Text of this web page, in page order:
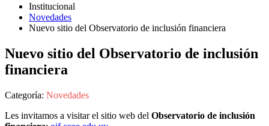
Institucional
Novedades
Nuevo sitio del Observatorio de inclusión financiera
Nuevo sitio del Observatorio de inclusión
financiera
Categoría: Novedades
Les invitamos a visitar el sitio web del Observatorio de inclusión